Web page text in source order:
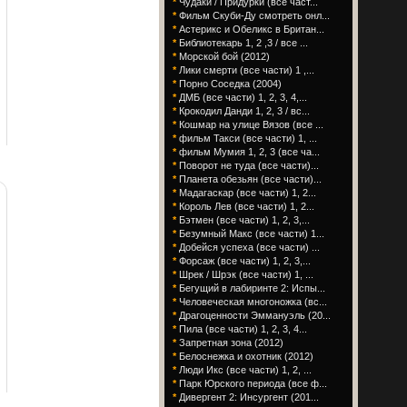
* Фильм Скуби-Ду смотреть онл...
* Астерикс и Обеликс в Британ...
* Библиотекарь 1, 2 ,3 / все ...
* Морской бой (2012)
* Лики смерти (все части) 1 ,...
* Порно Соседка (2004)
* ДМБ (все части) 1, 2, 3, 4,...
* Крокодил Данди 1, 2, 3 / вс...
* Кошмар на улице Вязов (все ...
* фильм Такси (все части) 1, ...
* фильм Мумия 1, 2, 3 (все ча...
* Поворот не туда (все части)...
* Планета обезьян (все части)...
* Мадагаскар (все части) 1, 2...
* Король Лев (все части) 1, 2...
* Бэтмен (все части) 1, 2, 3,...
* Безумный Макс (все части) 1...
* Добейся успеха (все части) ...
* Форсаж (все части) 1, 2, 3,...
* Шрек / Шрэк (все части) 1, ...
* Бегущий в лабиринте 2: Испы...
* Человеческая многоножка (вс...
* Драгоценности Эммануэль (20...
* Пила (все части) 1, 2, 3, 4...
* Запретная зона (2012)
* Белоснежка и охотник (2012)
* Люди Икс (все части) 1, 2, ...
* Парк Юрского периода (все ф...
* Дивергент 2: Инсургент (201...